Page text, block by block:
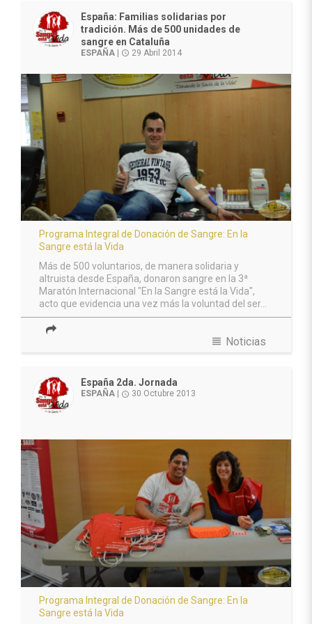
España: Familias solidarias por
tradición. Más de 500 unidades de
sangre en Cataluña
ESPAÑA | access_time 29 Abril 2014
Programa Integral de Donación de Sangre: En la
Sangre está la Vida
Más de 500 voluntarios, de manera solidaria y
altruista desde España, donaron sangre en la 3ª
Maratón Internacional "En la Sangre está la Vida",
acto que evidencia una vez más la voluntad del ser...
view_headline Noticias
España 2da. Jornada
ESPAÑA access_time 30 Octubre 2013
Programa Integral de Donación de Sangre: En la
Sangre está la Vida